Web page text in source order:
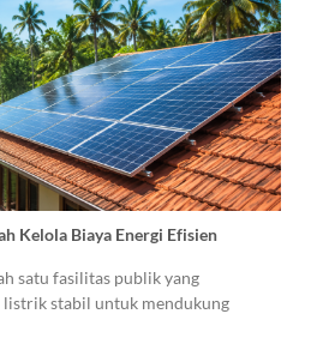
Kelola Biaya Energi Efisien
satu fasilitas publik yang
listrik stabil untuk mendukung